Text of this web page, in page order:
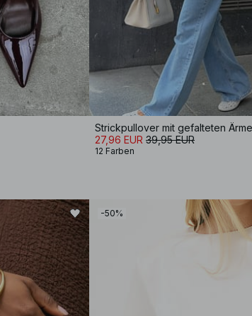
Strickpullover mit gefalteten
27,96 EUR 39,95 EUR
12 Farben
-50%